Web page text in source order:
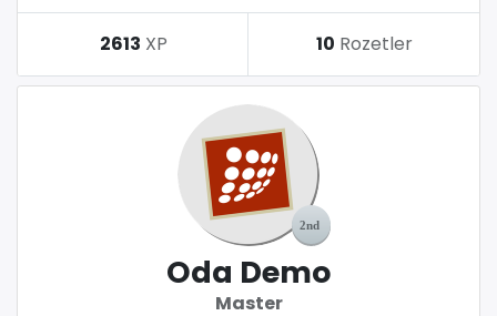
2613 XP 10 Rozetler
Oda Demo
Master